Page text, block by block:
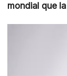
mondial que